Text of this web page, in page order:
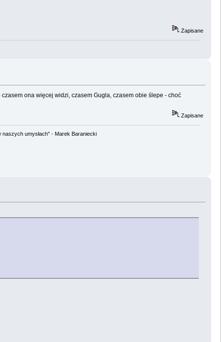
Zapisane
ona więcej widzi, czasem Gugla, czasem obie ślepe - choć
Zapisane
umysłach" - Marek Baraniecki